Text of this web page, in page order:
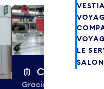
Chariots à
Gracieuseté de la
LE